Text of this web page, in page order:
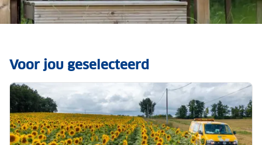
gemak van thuis
Ontdek glamping
Voor jou geselecteerd